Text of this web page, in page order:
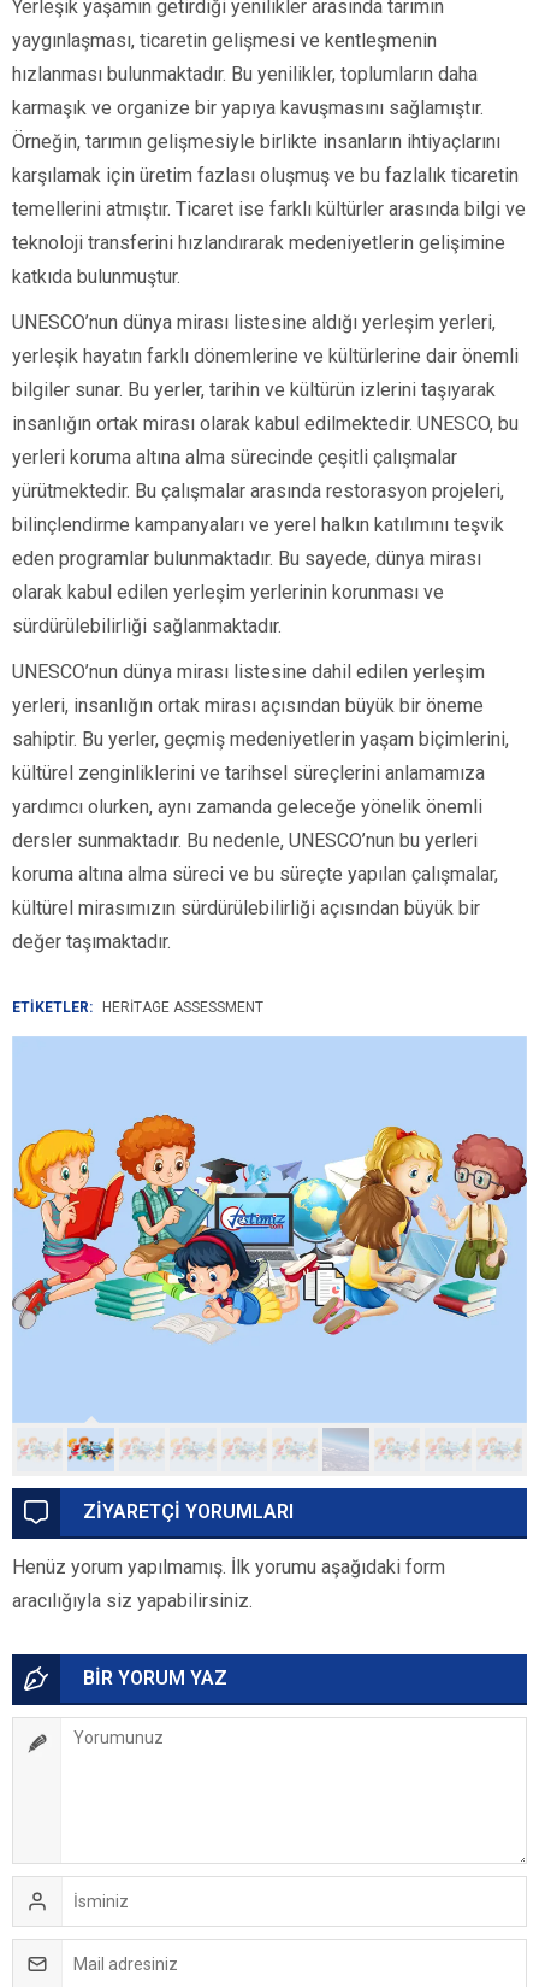
Yerleşik yaşamın getirdiği yenilikler arasında tarımın
yaygınlaşması, ticaretin gelişmesi ve kentleşmenin
hızlanması bulunmaktadır. Bu yenilikler, toplumların daha
karmaşık ve organize bir yapıya kavuşmasını sağlamıştır.
Örneğin, tarımın gelişmesiyle birlikte insanların ihtiyaçlarını
karşılamak için üretim fazlası oluşmuş ve bu fazlalık ticaretin
temellerini atmıştır. Ticaret ise farklı kültürler arasında bilgi ve
teknoloji transferini hızlandırarak medeniyetlerin gelişimine
katkıda bulunmuştur.
UNESCO’nun dünya mirası listesine aldığı yerleşim yerleri,
yerleşik hayatın farklı dönemlerine ve kültürlerine dair önemli
bilgiler sunar. Bu yerler, tarihin ve kültürün izlerini taşıyarak
insanlığın ortak mirası olarak kabul edilmektedir. UNESCO, bu
yerleri koruma altına alma sürecinde çeşitli çalışmalar
yürütmektedir. Bu çalışmalar arasında restorasyon projeleri,
bilinçlendirme kampanyaları ve yerel halkın katılımını teşvik
eden programlar bulunmaktadır. Bu sayede, dünya mirası
olarak kabul edilen yerleşim yerlerinin korunması ve
sürdürülebilirliği sağlanmaktadır.
UNESCO’nun dünya mirası listesine dahil edilen yerleşim
yerleri, insanlığın ortak mirası açısından büyük bir öneme
sahiptir. Bu yerler, geçmiş medeniyetlerin yaşam biçimlerini,
kültürel zenginliklerini ve tarihsel süreçlerini anlamamıza
yardımcı olurken, aynı zamanda geleceğe yönelik önemli
dersler sunmaktadır. Bu nedenle, UNESCO’nun bu yerleri
koruma altına alma süreci ve bu süreçte yapılan çalışmalar,
kültürel mirasımızın sürdürülebilirliği açısından büyük bir
değer taşımaktadır.
ETİKETLER: HERITAGE ASSESSMENT
ZİYARETÇİ YORUMLARI
Henüz yorum yapılmamış. İlk yorumu aşağıdaki form
aracılığıyla siz yapabilirsiniz.
BİR YORUM YAZ